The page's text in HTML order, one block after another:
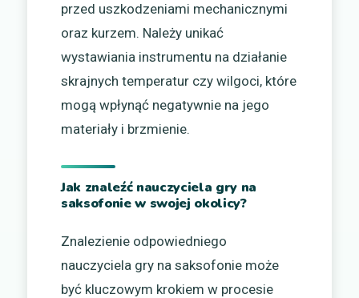
przed uszkodzeniami mechanicznymi
oraz kurzem. Należy unikać
wystawiania instrumentu na działanie
skrajnych temperatur czy wilgoci, które
mogą wpłynąć negatywnie na jego
materiały i brzmienie.
Jak znaleźć nauczyciela gry na
saksofonie w swojej okolicy?
Znalezienie odpowiedniego
nauczyciela gry na saksofonie może
być kluczowym krokiem w procesie